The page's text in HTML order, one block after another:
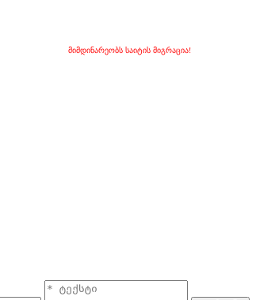
მიმდინარეობს საიტის მიგრაცია!